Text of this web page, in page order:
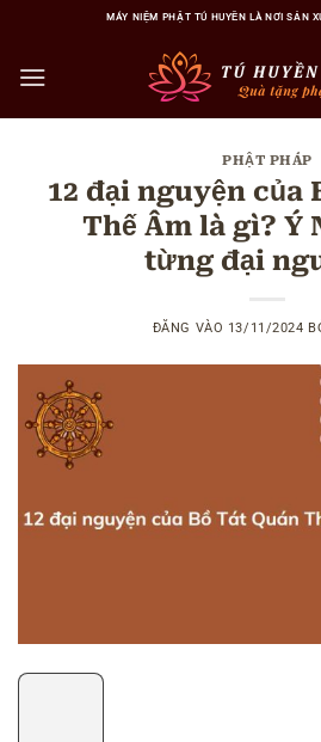
nội
MÁY NIỆM PHẬT TÚ HUYỀN LÀ NƠI SẢN
PHẬT PHÁP
12 đại nguyện của
Thế Âm là gì? Ý
từng đại
ĐĂNG VÀO 13/11/2024